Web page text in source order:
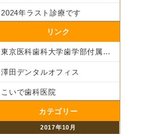
2024年ラスト診療です
リンク
東京医科歯科大学歯学部付属病院
澤田デンタルオフィス
こいで歯科医院
カテゴリー
2017年10月